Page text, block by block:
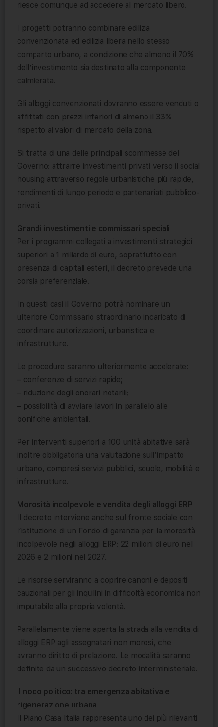
riesce comunque ad accedere al mercato libero.
I progetti potranno combinare edilizia
convenzionata ed edilizia libera nello stesso
comparto urbano, a condizione che almeno il 70%
dell’investimento sia destinato alla componente
calmierata.
Gli alloggi convenzionati dovranno essere venduti o
affittati con prezzi inferiori di almeno il 33%
rispetto ai valori di mercato della zona.
Si tratta di una delle principali scommesse del
Governo: attrarre investimenti privati verso il social
housing attraverso regole urbanistiche più rapide,
rendimenti di lungo periodo e partenariati pubblico-
privati.
Grandi investimenti e commissari speciali
Per i programmi collegati a investimenti strategici
superiori a 1 miliardo di euro, soprattutto con
presenza di capitali esteri, il decreto prevede una
corsia preferenziale.
In questi casi il Governo potrà nominare un
ulteriore Commissario straordinario incaricato di
coordinare autorizzazioni, urbanistica e
infrastrutture.
Le procedure saranno ulteriormente accelerate:
– conferenze di servizi rapide;
– riduzione degli onorari notarili;
– possibilità di avviare lavori in parallelo alle
bonifiche ambientali.
Per interventi superiori a 100 unità abitative sarà
inoltre obbligatoria una valutazione sull’impatto
urbano, compresi servizi pubblici, scuole, mobilità e
infrastrutture.
Morosità incolpevole e vendita degli alloggi ERP
Il decreto interviene anche sul fronte sociale con
l’istituzione di un Fondo di garanzia per la morosità
incolpevole negli alloggi ERP: 22 milioni di euro nel
2026 e 2 milioni nel 2027.
Le risorse serviranno a coprire canoni e depositi
cauzionali per gli inquilini in difficoltà economica non
imputabile alla propria volontà.
Parallelamente viene aperta la strada alla vendita di
alloggi ERP agli assegnatari non morosi, che
avranno diritto di prelazione. Le modalità saranno
definite da un successivo decreto interministeriale.
Il nodo politico: tra emergenza abitativa e
rigenerazione urbana
Il Piano Casa Italia rappresenta uno dei più rilevanti